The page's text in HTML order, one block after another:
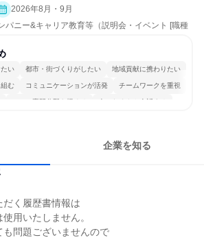
2026年8月・9月
パニー&キャリア教育等（説明会・イベント [職種
い 都市・街づくりがしたい 地域貢献に携わりたい
む コミュニケーションが活発 チームワークを重視
一つの専門分野を極める 人とたくさん会話する
企業を知る
く履歴書情報は
用いたしません。
問題ございませんので